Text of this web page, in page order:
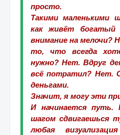
просто.
Такими маленькими
как живёт богатый
внимание на мелочи?
то, что всегда
нужно? Нет. Вдруг
всё потратил? Нет.
деньгами.
Значит, я могу эти
И начинается путь.
шагом сдвигаешься
любая